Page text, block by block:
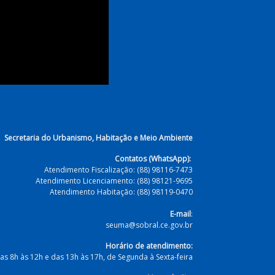
Secretaria do Urbanismo, Habitação e Meio Ambiente
Contatos (WhatsApp):
Atendimento Fiscalização: (88) 98116-7473
Atendimento Licenciamento: (88) 98121-9695
Atendimento Habitação: (88) 98119-0470
E-mail:
seuma@sobral.ce.gov.br
Horário de atendimento:
8h às 12h e das 13h às 17h, de Segunda à Sexta-feira